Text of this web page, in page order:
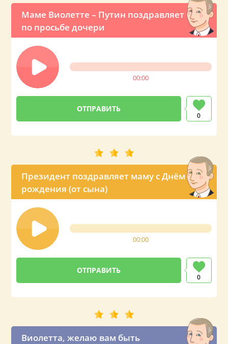
Маме Виолетте – Путин поздравляет
по просьбе дочери
00:00
0
Президент поздравляет маму с Днём
рождения (от сына)
00:00
0
Виолетта, желаю вам быть